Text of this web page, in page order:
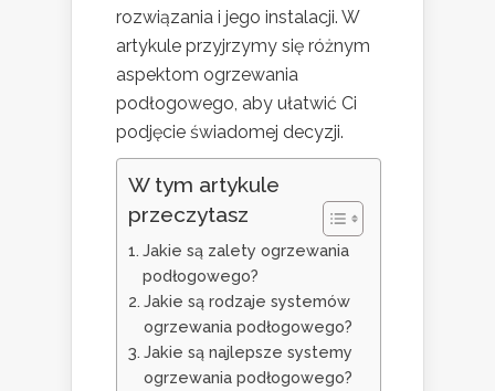
rozwiązania i jego instalacji. W
artykule przyjrzymy się różnym
aspektom ogrzewania
podłogowego, aby ułatwić Ci
podjęcie świadomej decyzji.
W tym artykule
przeczytasz
Jakie są zalety ogrzewania
podłogowego?
Jakie są rodzaje systemów
ogrzewania podłogowego?
Jakie są najlepsze systemy
ogrzewania podłogowego?